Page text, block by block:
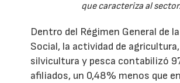
que caracteriza al sector.
Dentro del Régimen General de
Social, la actividad de
silvicultura y pesca contabilizó
afiliados, un 0,48% menos que